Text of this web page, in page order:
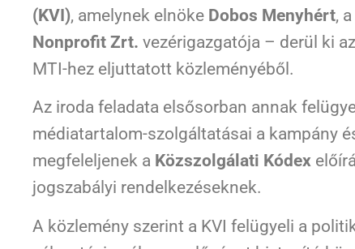
(KVI), amelynek elnöke Dobos Menyhért, a
Nonprofit Zrt. vezérigazgatója – derül ki az
MTI-hez eljuttatott közleményéből.
Az iroda feladata elsősorban annak
médiatartalom-szolgáltatásai a kampány
megfeleljenek a Közszolgálati Kódex
jogszabályi rendelkezéseknek.
A közlemény szerint a KVI felügyeli a